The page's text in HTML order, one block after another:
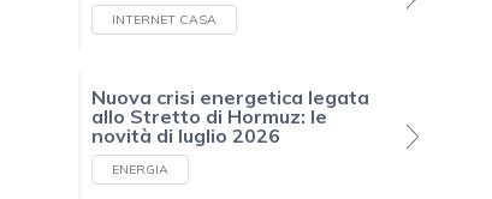
INTERNET CASA
Nuova crisi energetica legata
allo Stretto di Hormuz: le
novità di luglio 2026
ENERGIA